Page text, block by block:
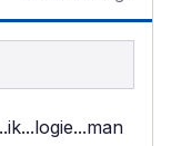
...logie...man